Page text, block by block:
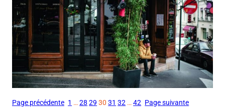
Page précédente 1 … 28 29 30 31 32 … 42 Page suivante